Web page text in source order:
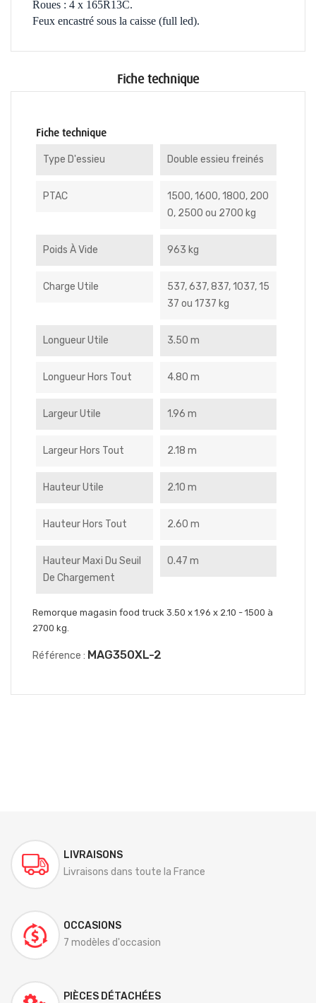
Roues : 4 x 165R13C.
Feux encastré sous la caisse (full led).
Fiche technique
Fiche technique
Type D'essieu Double essieu freinés
PTAC
1500, 1600, 1800, 200
0, 2500 ou 2700 kg
Poids À Vide 963 kg
Charge Utile
537, 637, 837, 1037, 15
37 ou 1737 kg
Longueur Utile 3.50 m
Longueur Hors Tout 4.80 m
Largeur Utile 1.96 m
Largeur Hors Tout 2.18 m
Hauteur Utile 2.10 m
Hauteur Hors Tout 2.60 m
Hauteur Maxi Du Seuil
De Chargement
0.47 m
Remorque magasin food truck 3.50 x 1.96 x 2.10 - 1500 à
2700 kg.
Référence : MAG350XL-2
LIVRAISONS
Livraisons dans toute la France
OCCASIONS
7 modèles d'occasion
PIÈCES DÉTACHÉES